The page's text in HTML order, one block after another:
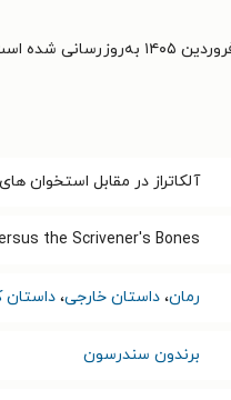
آلکاتراز در مقابل استخوان‌
the Scrivener's Bones
رمان، داستان خارجی، داستان
برندون سندرسون